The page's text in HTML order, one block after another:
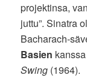
projektinsa,
juttu”. Sinatra
Bacharach-
Basien
Swing (1964).